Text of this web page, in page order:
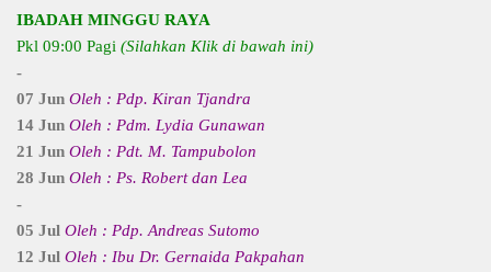
IBADAH MINGGU RAYA
Pkl 09:00 Pagi (Silahkan Klik di bawah ini)
-
07 Jun Oleh : Pdp. Kiran Tjandra
14 Jun Oleh : Pdm. Lydia Gunawan
21 Jun Oleh : Pdt. M. Tampubolon
28 Jun Oleh : Ps. Robert dan Lea
-
05 Jul Oleh : Pdp. Andreas Sutomo
12 Jul Oleh : Ibu Dr. Gernaida Pakpahan